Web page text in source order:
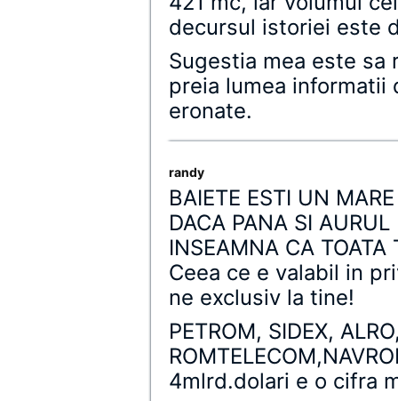
decursul istoriei este
Sugestia mea este sa
preia lumea
eronate.
randy
BAIETE ESTI UN
DACA PANA SI
INSEAMNA CA TOATA
Ceea ce e valabil in
ne exclusiv la tine!
PETROM, SIDEX,
4mlrd.dolari e o cifra